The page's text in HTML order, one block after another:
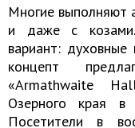
Многие выполняют
и даже с
вариант:
концепт
«Armathwaite
Озерного края в
Посетители в